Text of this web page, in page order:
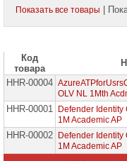
Системы
данных
Мониторы
и
панели
Проекторы
и
Показать все товары |
Код
товара
HHR-00004
OLV NL 1Mth
HHR-00001
Defender Identity
1M Academic AP
HHR-00002
Defender Identity
1M Academic AP